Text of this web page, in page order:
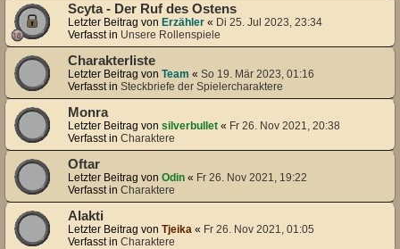
Scyta - Der Ruf des Ostens
Letzter Beitrag von Erzähler « Di 25. Jul 2023, 23:34
Verfasst in Unsere Rollenspiele
Charakterliste
Letzter Beitrag von Team « So 19. Mär 2023, 01:16
Verfasst in Steckbriefe der Spielercharaktere
Monra
Letzter Beitrag von silverbullet « Fr 26. Nov 2021, 20:38
Verfasst in Charaktere
Oftar
Letzter Beitrag von Odin « Fr 26. Nov 2021, 19:22
Verfasst in Charaktere
Alakti
Letzter Beitrag von Tjeika « Fr 26. Nov 2021, 01:05
Verfasst in Charaktere